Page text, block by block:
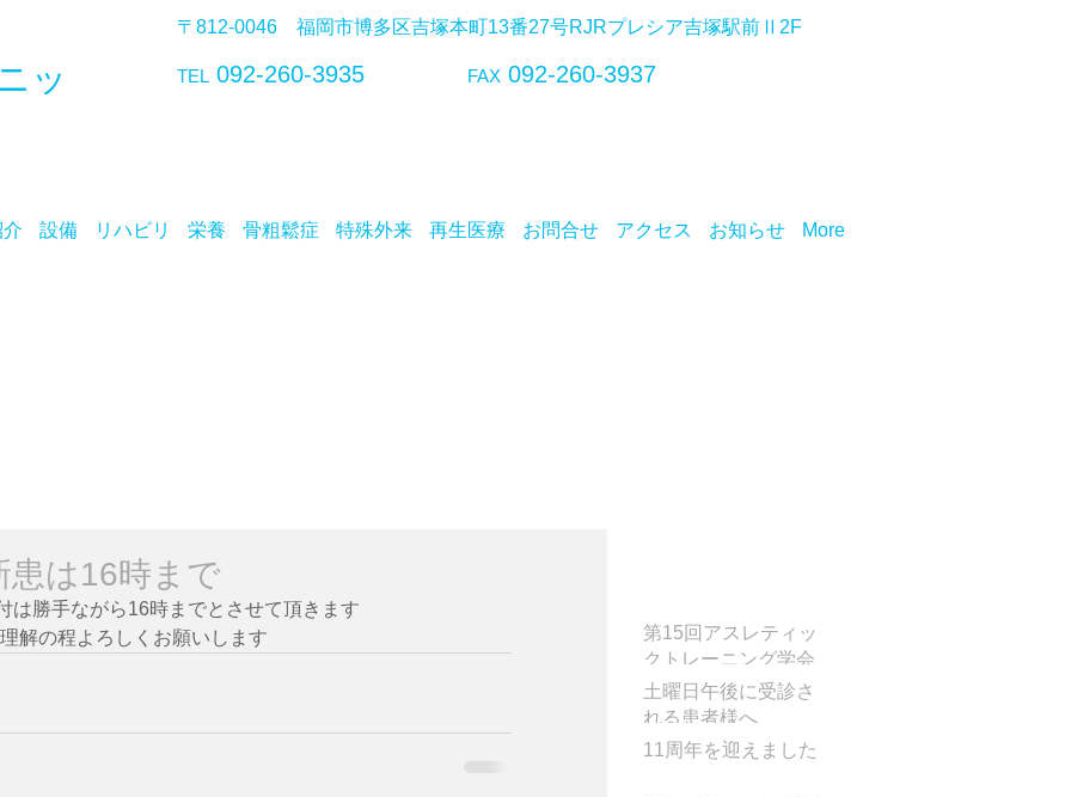
ッ
〒812-0046 福岡市博多区吉塚本町13番27号RJRプレシア吉塚駅前Ⅱ2F
TEL 092-260-3935 FAX 092-260-3937
設備 リハビリ 栄養 骨粗鬆症 特殊外来 再生医療 お問合せ アクセス お知らせ More
患は16時まで
は勝手ながら16時までとさせて頂きます
解の程よろしくお願いします
第15回アスレティッ
クトレーニング学会
学術大会に参加して
きました
土曜日午後に受診さ
れる患者様へ
11周年を迎えました